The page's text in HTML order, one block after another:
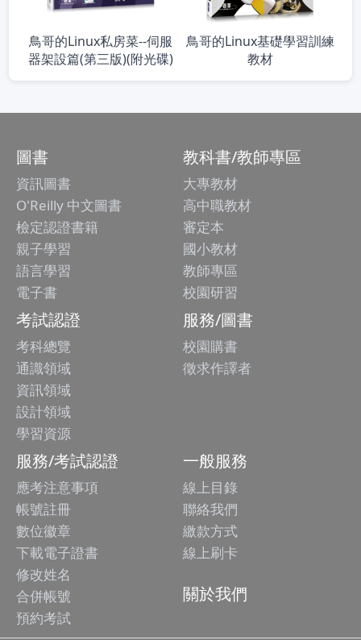
鳥哥的Linux私房菜--伺服
器架設篇(第三版)(附光碟)
鳥哥的Linux基礎學習訓練
教材
圖書
資訊圖書
O'Reilly 中文圖書
檢定認證書籍
親子學習
語言學習
電子書
教科書/教師專區
大專教材
高中職教材
審定本
國小教材
教師專區
校園研習
考試認證
考科總覽
通識領域
資訊領域
設計領域
學習資源
服務/圖書
校園購書
徵求作譯者
服務/考試認證
應考注意事項
帳號註冊
數位徽章
下載電子證書
修改姓名
合併帳號
預約考試
一般服務
線上目錄
聯絡我們
繳款方式
線上刷卡
關於我們